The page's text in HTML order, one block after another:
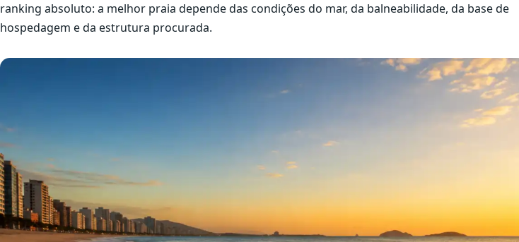
ranking absoluto: a melhor praia depende das condições do mar, da balneabilidade, da base de
hospedagem e da estrutura procurada.